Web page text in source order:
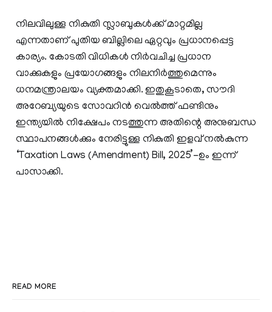
നിലവിലുള്ള നികുതി സ്ലാബുകൾക്ക് മാറ്റമില്ല
എന്നതാണ് പുതിയ ബില്ലിലെ ഏറ്റവും പ്രധാനപ്പെട്ട
കാര്യം. കോടതി വിധികൾ നിർവചിച്ച പ്രധാന
വാക്കുകളും പ്രയോഗങ്ങളും നിലനിർത്തുമെന്നും
ധനമന്ത്രാലയം വ്യക്തമാക്കി. ഇതുകൂടാതെ, സൗദി
അറേബ്യയുടെ സോവറിൻ വെൽത്ത് ഫണ്ടിനും
ഇന്ത്യയിൽ നിക്ഷേപം നടത്തുന്ന അതിന്റെ അനുബന്ധ
സ്ഥാപനങ്ങൾക്കും നേരിട്ടുള്ള നികുതി ഇളവ് നൽകുന്ന
‘Taxation Laws (Amendment) Bill, 2025’-ഉം ഇന്ന്
പാസാക്കി.
READ MORE